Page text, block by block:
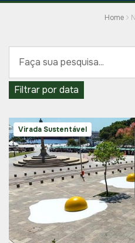
Home
Filtrar por data
Virada Sustentável